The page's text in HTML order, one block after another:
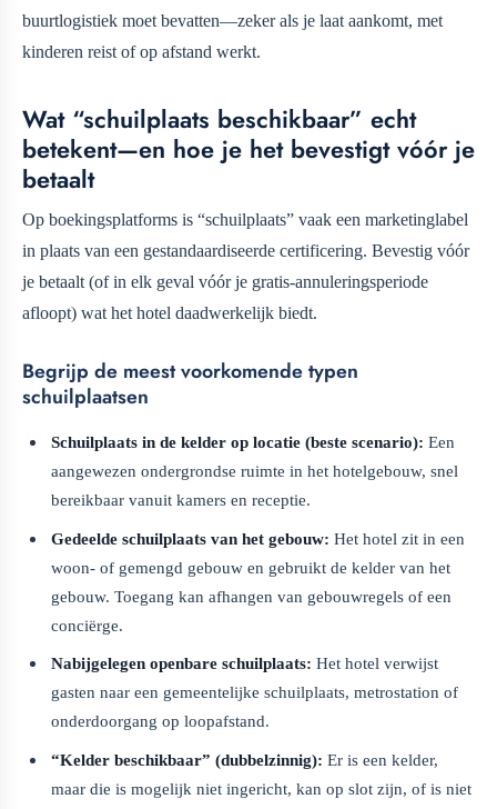
buurtlogistiek moet bevatten—zeker als je laat aankomt, met
kinderen reist of op afstand werkt.
Wat “schuilplaats beschikbaar” echt
betekent—en hoe je het bevestigt vóór je
betaalt
Op boekingsplatforms is “schuilplaats” vaak een marketinglabel
in plaats van een gestandaardiseerde certificering. Bevestig vóór
je betaalt (of in elk geval vóór je gratis-annuleringsperiode
afloopt) wat het hotel daadwerkelijk biedt.
Begrijp de meest voorkomende typen
schuilplaatsen
Schuilplaats in de kelder op locatie (beste scenario): Een
aangewezen ondergrondse ruimte in het hotelgebouw, snel
bereikbaar vanuit kamers en receptie.
Gedeelde schuilplaats van het gebouw: Het hotel zit in een
woon- of gemengd gebouw en gebruikt de kelder van het
gebouw. Toegang kan afhangen van gebouwregels of een
conciërge.
Nabijgelegen openbare schuilplaats: Het hotel verwijst
gasten naar een gemeentelijke schuilplaats, metrostation of
onderdoorgang op loopafstand.
“Kelder beschikbaar” (dubbelzinnig): Er is een kelder,
maar die is mogelijk niet ingericht, kan op slot zijn, of is niet